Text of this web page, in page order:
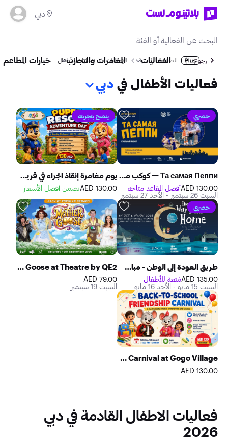
دبي
الفعاليات المغامرات والتجارب خيارات المطاعم رجوع الصفحة الرئيسية الفعاليات فعاليات الأطفال
فعاليات الأطفال في دبي
حصري
Та самая Пеппи — كوكب مسرحي للدمى
130.00 AED
أفضل المقاعد متاحة
السبت 26 سبتمبر - الأحد 27 سبتمبر
ينصح بتجربته
يوم مغامرة إنقاذ الجراء في قرية جوجو
130.00 AED نضمن أفضل الأسعار
حصري
طريق العودة إلى الوطن - مباشرة على المسرح!
135.00 AED
مُتعة للأطفال
السبت 15 مايو - الأحد 16 مايو
Magic Phil in Mother Goose at Theatre by QE2
79.00 AED
السبت 19 سبتمبر
Back-to-School Friendship Carnival at Gogo Village
130.00 AED
فعاليات الاطفال القادمة في دبي
2026